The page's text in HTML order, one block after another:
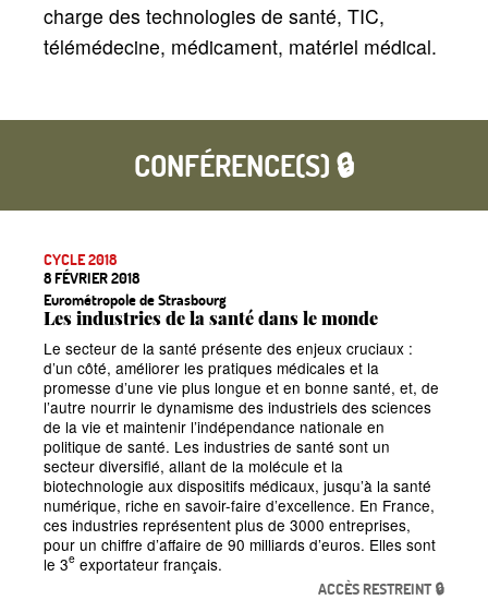
charge des technologies de santé, TIC,
télémédecine, médicament, matériel médical.
CONFÉRENCE(S) 🔒
CYCLE 2018
8 FÉVRIER 2018
Eurométropole de Strasbourg
Les industries de la santé dans le monde
Le secteur de la santé présente des enjeux cruciaux :
d’un côté, améliorer les pratiques médicales et la
promesse d’une vie plus longue et en bonne santé, et, de
l’autre nourrir le dynamisme des industriels des sciences
de la vie et maintenir l’indépendance nationale en
politique de santé. Les industries de santé sont un
secteur diversifié, allant de la molécule et la
biotechnologie aux dispositifs médicaux, jusqu’à la santé
numérique, riche en savoir-faire d’excellence. En France,
ces industries représentent plus de 3000 entreprises,
pour un chiffre d’affaire de 90 milliards d’euros. Elles sont
le 3e exportateur français.
ACCÈS RESTREINT 🔒